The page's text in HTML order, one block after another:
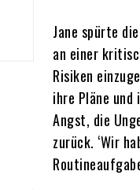
Jane spürte
an einer
Risiken
ihre Pläne
Angst, die
zurück. ‘Wir